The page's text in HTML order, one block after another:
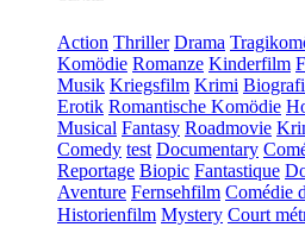
Action Thriller Drama
Komödie Romanze Kinderfilm
Musik Kriegsfilm Krimi
Erotik Romantische Komödie
Musical Fantasy Roadmovie
Comedy test Documentary
Reportage Biopic Fantastique
Aventure Fernsehfilm Comédie
Historienfilm Mystery Court